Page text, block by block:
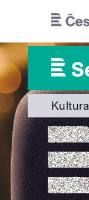
Kultura